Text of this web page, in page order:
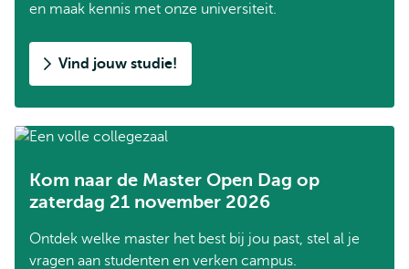
en maak kennis met onze universiteit.
Vind jouw studie!
Kom naar de Master Open Dag op
zaterdag 21 november 2026
Ontdek welke master het best bij jou past, stel al je
vragen aan studenten en verken campus.